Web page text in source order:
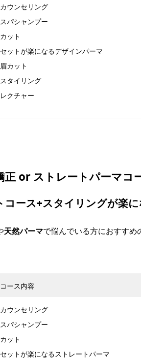
カウンセリング
スパシャンプー
カット
セットが楽になるデザインパーマ
眉カット
スタイリング
レクチャー
正 or ストレートパーマコ
コース+スタイリングが楽
天然パーマで悩んでいる方におすす
コース内容
カウンセリング
スパシャンプー
カット
セットが楽になるストレートパーマ